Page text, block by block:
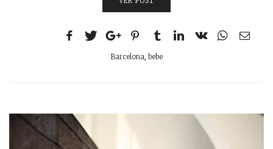
Barcelona, bebe